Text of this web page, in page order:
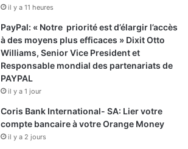
il y a 11 heures
PayPal: « Notre priorité est d’élargir l’accès
à des moyens plus efficaces » Dixit Otto
Williams, Senior Vice President et
Responsable mondial des partenariats de
PAYPAL
il y a 1 jour
Coris Bank International- SA: Lier votre
compte bancaire à votre Orange Money
il y a 2 jours